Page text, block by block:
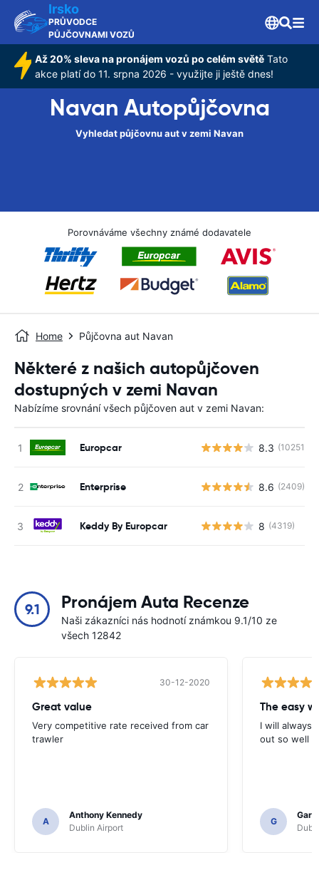
Irsko
PRŮVODCE
PŮJČOVNAMI VOZŮ
Až 20% sleva na pronájem vozů po celém světě Tato
akce platí do 11. srpna 2026 - využijte ji ještě dnes!
Navan Autopůjčovna
Vyhledat půjčovnu aut v zemi Navan
Porovnáváme všechny známé dodavatele
Home Půjčovna aut Navan
Některé z našich autopůjčoven
dostupných v zemi Navan
Nabízíme srovnání všech půjčoven aut v zemi Navan:
Europcar 8.3 (10251)
Enterprise 8.6 (2409)
Keddy By Europcar 8 (4319)
9.1 Pronájem Auta Recenze
Naši zákazníci nás hodnotí známkou 9.1/10 ze
všech 12842
30-12-2020
Great value
Very competitive rate received from car
trawler
A
Anthony Kennedy
Dublin Airport
I will always
out so well
G
Gary